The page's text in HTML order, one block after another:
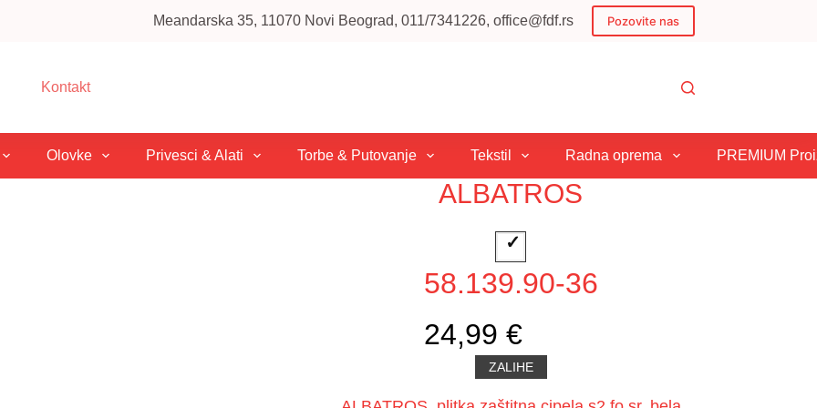
Meandarska 35, 11070 Novi Beograd, 011/7341226, office@fdf.rs Pozovite nas
Kontakt
Olovke Privesci & Alati Torbe & Putovanje Tekstil Radna oprema PREMIUM
ALBATROS
58.139.90-36
24,99 €
ZALIHE